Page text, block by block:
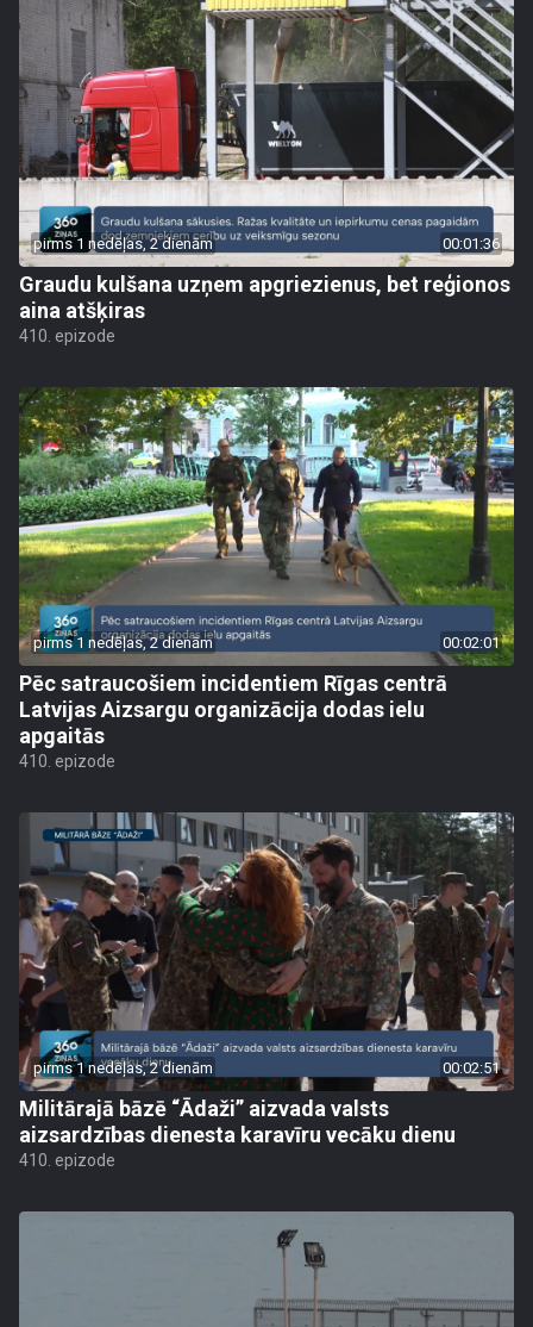
pirms 1 nedēļas, 2 dienām 00:01:36
Graudu kulšana uzņem apgriezienus, bet reģionos
aina atšķiras
410. epizode
pirms 1 nedēļas, 2 dienām 00:02:01
Pēc satraucošiem incidentiem Rīgas centrā
Latvijas Aizsargu organizācija dodas ielu
apgaitās
410. epizode
pirms 1 nedēļas, 2 dienām 00:02:51
Militārajā bāzē “Ādaži” aizvada valsts
aizsardzības dienesta karavīru vecāku dienu
410. epizode